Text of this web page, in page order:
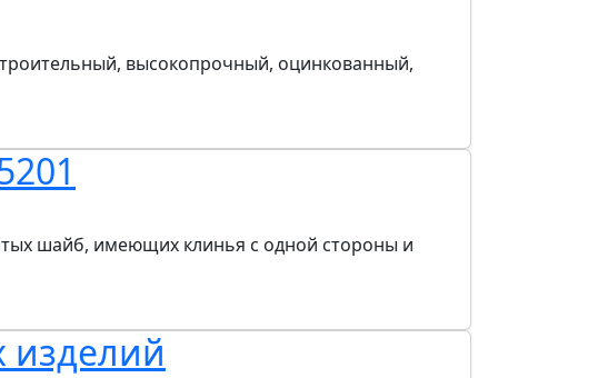
высокопрочный, оцинкованный,
шайб, имеющих клинья с одной стороны и
изделий